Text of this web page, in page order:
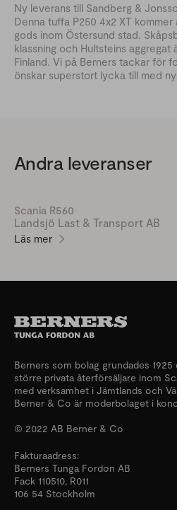
Ny leverans till Sandberg &
Denna tuffa P250 4x2 XT
gods inom Östersund stad.
klassning och Hultsteins aggregat
Finland. Vi på Berners tackar för
önskar superstort lycka till med
Andra leveranser
Scania R560
Landsjö Last & Transport AB
Läs mer
Berners som bolag grundades
större privata återförsäljare inom
med verksamhet i Jämtlands och
Berner & Co är moderbolaget i
© 2022 AB Berner & Co
Fakturaadress:
Berners Tunga Fordon AB
Fack 110510, R011
106 54 Stockholm